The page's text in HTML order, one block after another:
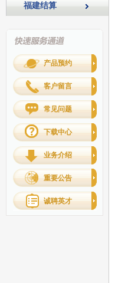
福建结算
产品预约
客户留言
常见问题
下载中心
业务介绍
重要公告
诚聘英才